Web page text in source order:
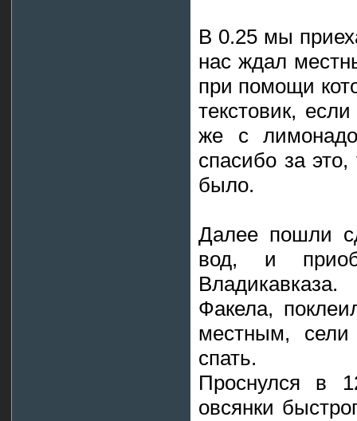
В 0.25 мы
нас ждал
при помощи
текстовик,
же с
спасибо за
было.
Далее пошли
вод, и
Факела,
местным,
спать.
Проснулся в
овсянки